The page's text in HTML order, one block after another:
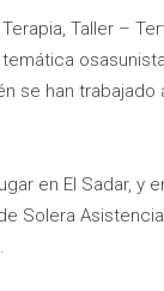
Taller –
se han
en El Sadar, y
Solera